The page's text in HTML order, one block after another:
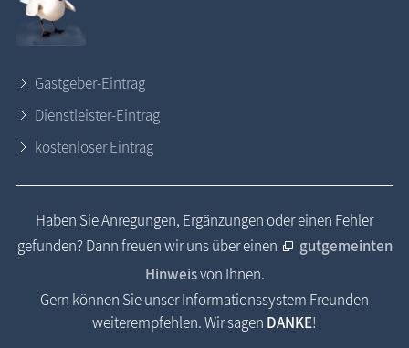
Gastgeber-Eintrag
Dienstleister-Eintrag
kostenloser Eintrag
Haben Sie Anregungen, Ergänzungen oder einen Fehler
gefunden? Dann freuen wir uns über einen
gutgemeinten
Hinweisvon Ihnen.
Gern können Sie unser Informationssystem Freunden
weiterempfehlen. Wir sagen DANKE!